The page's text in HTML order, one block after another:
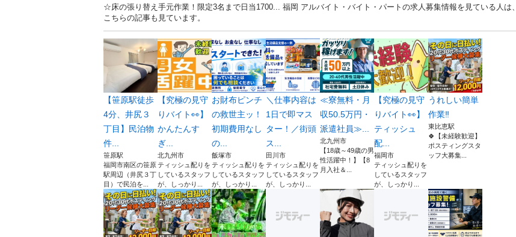
☆床の張り替え手元作業！限定3名まで日当1700... 福岡 アルバイト・バイト・パートの求人募集情報を見ている人は、
こちらの記事も見ています。
【笹原駅徒歩
4分、井尻３
丁目】民泊物
件...
笹原駅
福岡市南区の笹原
駅周辺（井尻３丁
目）で民泊を...
【究極の見守
りバイト👀】
かんたんす
ぎ...
北九州市
ティッシュ配りを
しているスタッフ
が、しっかり...
お財布ピンチ
の救世主ッ！
初期費用なし
の...
飯塚市
ティッシュ配りを
しているスタッフ
が、しっかり...
＼仕事内容は
1日で即マス
ター！／街頭
ス...
田川市
ティッシュ配りを
しているスタッフ
が、しっかり...
≪寮無料・月
収50.5万円・
派遣社員≫...
北九州市
【18歳～49歳の男
性活躍中！】【8
月入社＆...
【究極の見守
りバイト👀】
ティッシュ
配...
福岡市
ティッシュ配りを
しているスタッフ
が、しっかり...
うれしい簡単
作業‼
東比恵駅
🍀【未経験歓迎】
ポスティングスタ
ッフ大募集...